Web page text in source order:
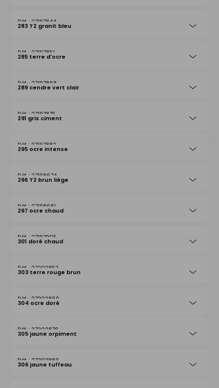
27197844
283 T2 granit bleu
27197851
285 terre d'ocre
27197868
289 cendre vert clair
27197875
291 gris ciment
27197882
295 ocre intense
27198674
296 T2 brun liège
27198681
297 ocre chaud
27197905
301 doré chaud
27202852
303 terre rouge brun
27202869
304 ocre doré
27202876
305 jaune orpiment
27202883
306 jaune tuffeau